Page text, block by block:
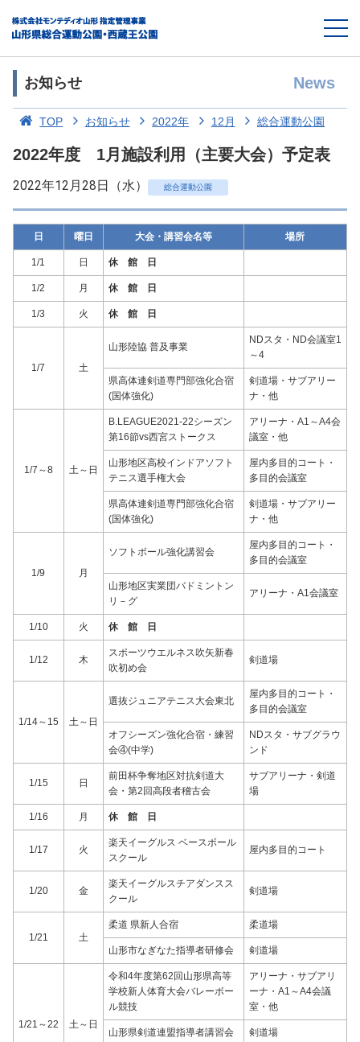
お知らせ News
TOP お知らせ 2022年 12月 総合運動公園
2022年度 1月施設利用（主要大会）予定表
2022年12月28日（水） 総合運動公園
日 曜日 大会・講習会名等 場所
1/1 日 休 館 日
1/2 月 休 館 日
1/3 火 休 館 日
1/7 土
山形陸協 普及事業
NDスタ・ND会議室1
～4
県高体連剣道専門部強化合宿
(国体強化)
剣道場・サブアリー
ナ・他
1/7～8 土～日
B.LEAGUE2021-22シーズン
第16節vs西宮ストークス
アリーナ・A1～A4会
議室・他
山形地区高校インドアソフト
テニス選手権大会
屋内多目的コート・
多目的会議室
県高体連剣道専門部強化合宿
(国体強化)
剣道場・サブアリー
ナ・他
1/9 月
ソフトボール強化講習会
屋内多目的コート・
多目的会議室
山形地区実業団バドミントン
リ－グ
アリーナ・A1会議室
1/10 火 休 館 日
1/12 木
スポーツウエルネス吹矢新春
吹初め会
剣道場
1/14～15 土～日
選抜ジュニアテニス大会東北
屋内多目的コート・
多目的会議室
オフシーズン強化合宿・練習
会④(中学)
NDスタ・サブグラウ
ンド
1/15 日
前田杯争奪地区対抗剣道大
会・第2回高段者稽古会
サブアリーナ・剣道
場
1/16 月 休 館 日
1/17 火
楽天イーグルス ベースボール
スクール
屋内多目的コート
1/20 金
楽天イーグルスチアダンスス
クール
剣道場
1/21 土
柔道 県新人合宿 柔道場
山形市なぎなた指導者研修会 剣道場
1/21～22 土～日
令和4年度第62回山形県高等
学校新人体育大会バレーボー
ル競技
アリーナ・サブアリ
ーナ・A1～A4会議
室・他
山形県剣道連盟指導者講習会 剣道場